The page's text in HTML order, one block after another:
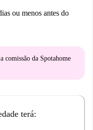
ou menos antes do
comissão da Spotahome
terá: